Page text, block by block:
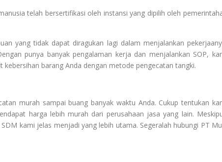
telah bersertifikasi oleh instansi yang dipilih oleh
yang tidak dapat diragukan lagi dalam menjalankan
punya banyak pengalaman kerja dan menjalankan SOP,
barang Anda dengan metode pengecatan tangki.
murah sampai buang banyak waktu Anda. Cukup tentukan
harga lebih murah dari perusahaan jasa yang lain.
kami jelas menjadi yang lebih utama. Segeralah hubungi PT